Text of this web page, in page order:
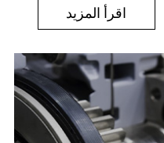
اقرأ المزيد